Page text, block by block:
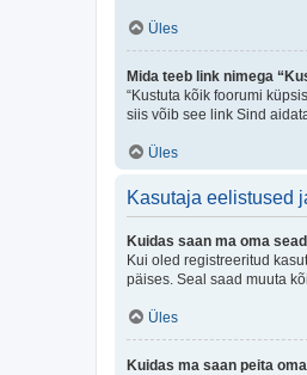
Üles
Mida teeb link nimega
“Kustuta kõik foorumi
siis võib see link Sind
Üles
Kasutaja eelistused
Kuidas saan ma oma
Kui oled registreeritud
päises. Seal saad muuta
Üles
Kuidas ma saan peita